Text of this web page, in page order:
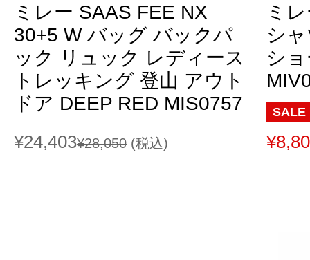
ミレー SAAS FEE NX
30+5 W バッグ バックパ
ック リュック レディース
トレッキング 登山 アウト
ドア DEEP RED MIS0757
¥24,403¥28,050 (税込)
ミ
シ
シ
SALE